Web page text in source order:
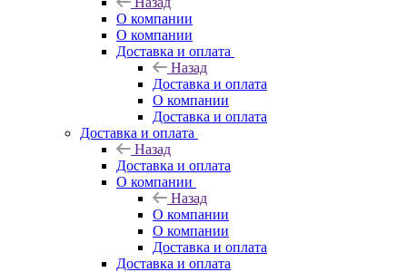
О компании
О компании
Доставка и оплата
Назад
Доставка и оплата
О компании
Доставка и оплата
Доставка и оплата
Назад
Доставка и оплата
О компании
Назад
О компании
О компании
Доставка и оплата
Доставка и оплата